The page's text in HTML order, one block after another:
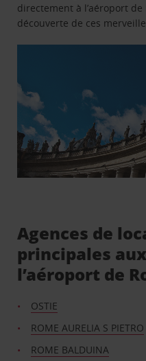
directement à l’aéroport
découverte de ces
Agences de
principales
l’aéroport de
OSTIE
ROME AURELIA S PIETRO
ROME BALDUINA